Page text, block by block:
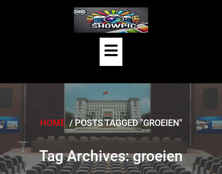
Open
Button
HOME/POSTS TAGGED "GROEIEN"
Tag Archives: groeien